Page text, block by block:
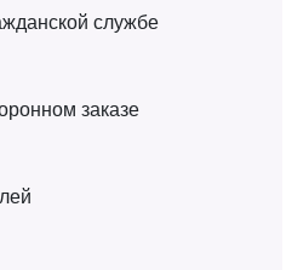
службе
заказе